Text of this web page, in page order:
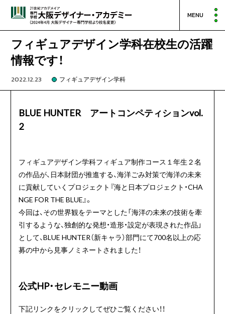
MENU
フィギュアデザイン学科在校生の活躍
情報です！
2022.12.23 フィギュアデザイン学科
BLUE HUNTER アートコンペティションvol.
2
フィギュアデザイン学科フィギュア制作コース１年生２名
の作品が、日本財団が推進する、海洋ごみ対策で海洋の未来
に貢献していくプロジェクト『海と日本プロジェクト・CHA
NGE FOR THE BLUE』。
今回は、その世界観をテーマとした「海洋の未来の技術を牽
引するような、独創的な発想・造形・設定が表現された作品」
として、BLUE HUNTER（新キャラ）部門にて700名以上の応
募の中から見事ノミネートされました！
公式HP・セレモニー動画
下記リンクをクリックしてぜひご覧ください！！